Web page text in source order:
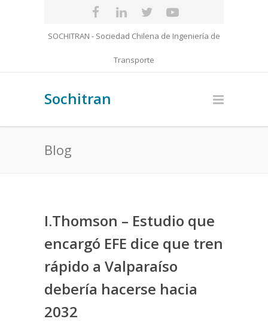
SOCHITRAN - Sociedad Chilena de Ingeniería de
Transporte
Sochitran
Blog
I.Thomson – Estudio que
encargó EFE dice que tren
rápido a Valparaíso
debería hacerse hacia
2032